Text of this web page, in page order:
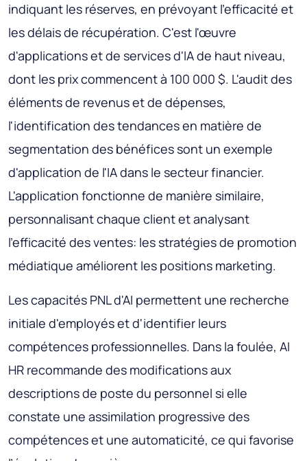
indiquant les réserves, en prévoyant l'efficacité et
les délais de récupération. C'est l'œuvre
d'applications et de services d'IA de haut niveau,
dont les prix commencent à 100 000 $. L'audit des
éléments de revenus et de dépenses,
l'identification des tendances en matière de
segmentation des bénéfices sont un exemple
d'application de l'IA dans le secteur financier.
L'application fonctionne de manière similaire,
personnalisant chaque client et analysant
l'efficacité des ventes: les stratégies de promotion
médiatique améliorent les positions marketing.
Les capacités PNL d'AI permettent une recherche
initiale d'employés et d'identifier leurs
compétences professionnelles. Dans la foulée, AI
HR recommande des modifications aux
descriptions de poste du personnel si elle
constate une assimilation progressive des
compétences et une automaticité, ce qui favorise